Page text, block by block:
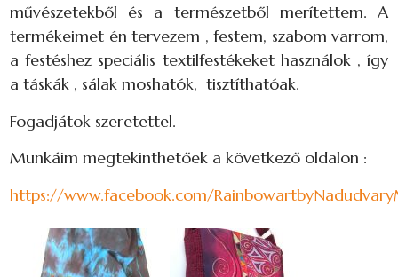
művészetekből és a természetből merítettem. A
termékeimet én tervezem , festem, szabom varrom,
a festéshez speciális textilfestékeket használok , így
a táskák , sálak moshatók, tisztíthatóak.
Fogadjátok szeretettel.
Munkáim megtekinthetőek a következő oldalon :
https://www.facebook.com/